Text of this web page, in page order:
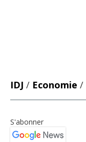
IDJ / Economie /
S'abonner